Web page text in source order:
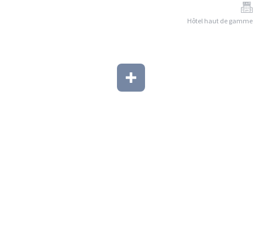
Hôtel haut de gamme